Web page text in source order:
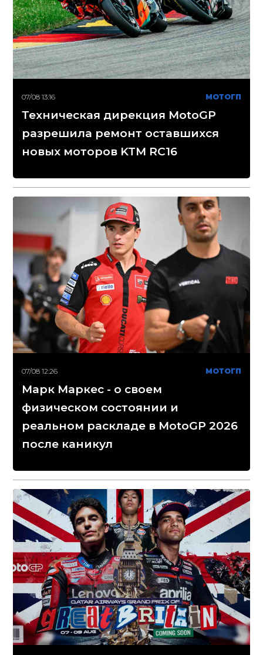
07/08 13:16 МОТОГП
Техническая дирекция MotoGP
разрешила ремонт оставшихся
новых моторов KTM RC16
07/08 12:26 МОТОГП
Марк Маркес - о своем
физическом состоянии и
реальном раскладе в MotoGP 2026
после каникул